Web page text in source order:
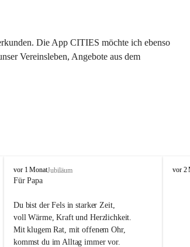
Die App CITIES möchte ich ebenso
Vereinsleben, Angebote aus dem
O
s
i
vor 1 MonatJubiläum
Für Papa
Du bist der Fels in starker Zeit,
voll Wärme, Kraft und Herzlichkeit.
Mit klugem Rat, mit offenem Ohr,
kommst du im Alltag immer vor.
O
vor 2